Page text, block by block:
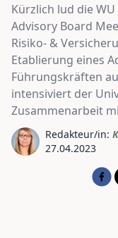
Kürzlich lud die
Advisory Board
Risiko- &
Etablierung eines
Führungskräften
intensiviert der
Zusammenarbeit
Redakteur/in:
27.04.2023